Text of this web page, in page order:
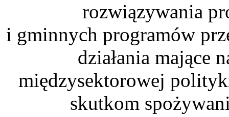
rozwiązywania
i gminnych programów
działania mające
międzysektorowej
skutkom